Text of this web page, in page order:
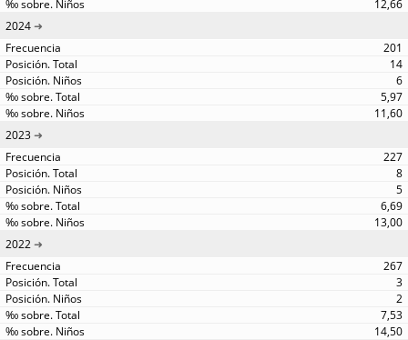
12,66
2024
201
14
6
5,97
11,60
2023
227
8
5
6,69
13,00
2022
267
3
2
7,53
14,50